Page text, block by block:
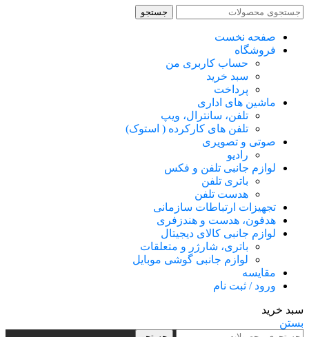
جستجو
صفحه نخست
فروشگاه
حساب کاربری من
سبد خرید
پرداخت
ماشین های اداری
تلفن، سانترال، ویپ
تلفن های کارکرده ( استوک)
صوتی و تصویری
رادیو
لوازم جانبی تلفن و فکس
باتری تلفن
هدست تلفن
تجهیزات ارتباطات سازمانی
هدفون، هدست و هندزفری
لوازم جانبی کالای دیجیتال
باتری، شارژر و متعلقات
لوازم جانبی گوشی موبایل
مقایسه
ورود / ثبت نام
سبد خرید
بستن